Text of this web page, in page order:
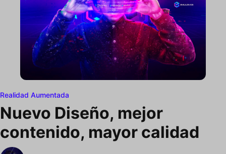
Realidad Aumentada
Nuevo Diseño, mejor
contenido, mayor calidad